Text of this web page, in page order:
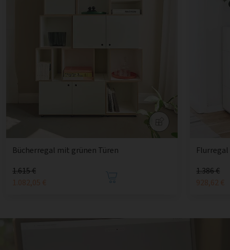
Bücherregal mit grünen Türen
1.615 €
1.082,05 €
1.386 €
928,62 €